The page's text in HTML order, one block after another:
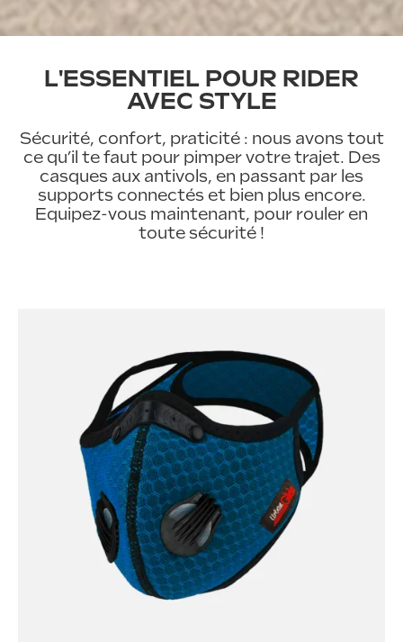
L'ESSENTIEL POUR RIDER
AVEC STYLE
Sécurité, confort, praticité : nous avons tout
ce qu’il te faut pour pimper votre trajet. Des
casques aux antivols, en passant par les
supports connectés et bien plus encore.
Equipez-vous maintenant, pour rouler en
toute sécurité !